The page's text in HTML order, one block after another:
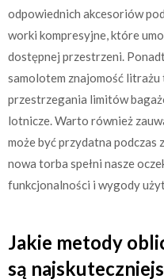
odpowiednich akcesoriów
worki kompresyjne, które
dostępnej przestrzeni.
samolotem znajomość
przestrzegania limitów
lotnicze. Warto również
może być przydatna podczas
nowa torba spełni nasze
funkcjonalności i wygody
Jakie metody
są